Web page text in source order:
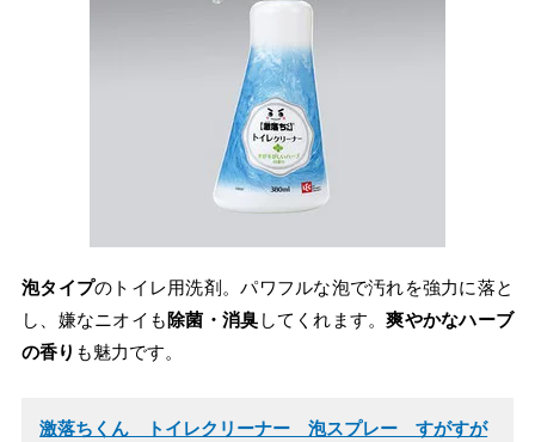
泡タイプのトイレ用洗剤。パワフルな泡で汚れを強力に落と
し、嫌なニオイも 除菌・消臭 してくれます。爽やかなハーブ
の香り も魅力です。
激落ちくん トイレクリーナー 泡スプレー すがすが